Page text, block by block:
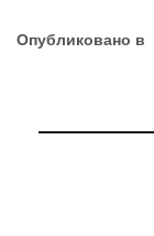
Опубликовано в